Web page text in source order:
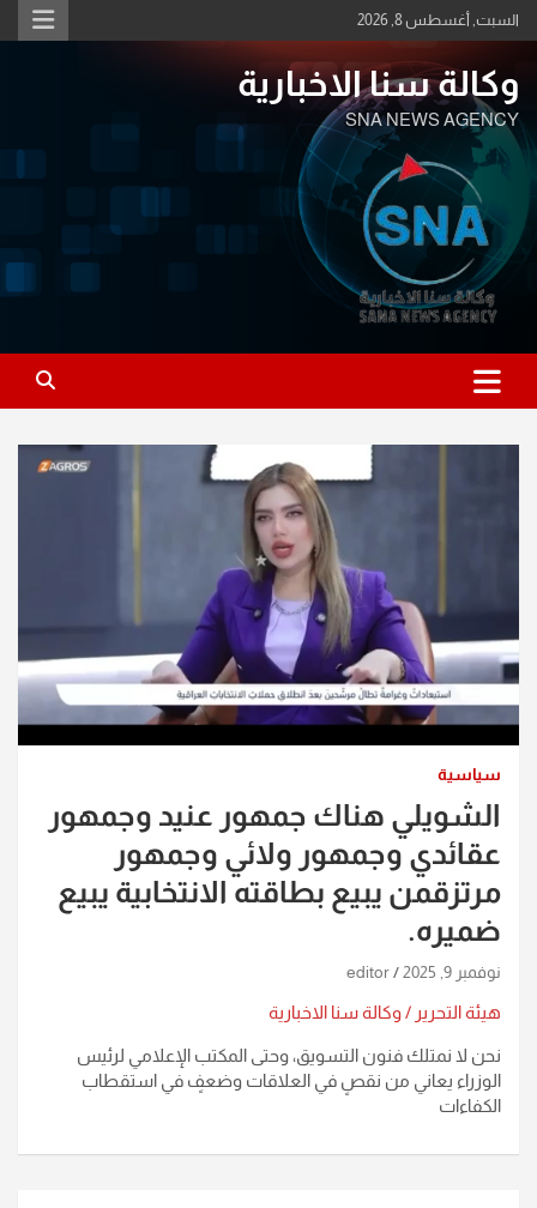
Skip
to
السبت, أغسطس 8, 2026
وكالة سنا الاخبارية
SNA NEWS AGENCY
سياسية
الشويلي هناك جمهور عنيد وجمهور
عقائدي وجمهور ولائي وجمهور
مرتزقمن يبيع بطاقته الانتخابية يبيع
ضميره.
نوفمبر 9, 2025 editor
هيئة التحرير / وكالة سنا الاخبارية
نحن لا نمتلك فنون التسويق، وحتى المكتب الإعلامي لرئيس
الوزراء يعاني من نقصٍ في العلاقات وضعفٍ في استقطاب
الكفاءات